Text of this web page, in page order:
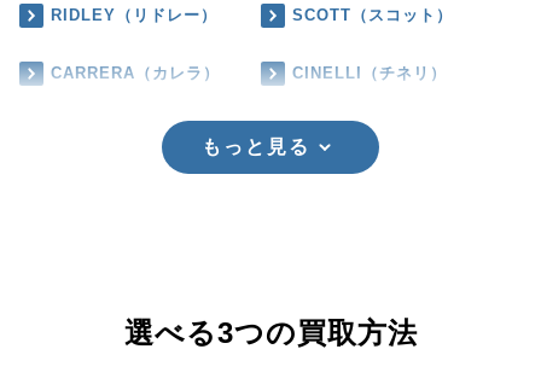
RIDLEY（リドレー） SCOTT（スコット）
CARRERA（カレラ） CINELLI（チネリ）
もっと見る
選べる3つの買取方法